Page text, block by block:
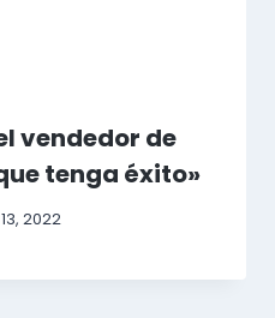
vendedor de
tenga éxito»
2022